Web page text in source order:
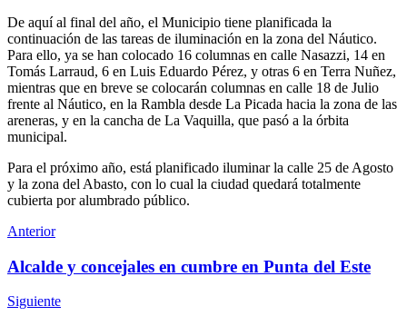
De aquí al final del año, el Municipio tiene planificada la
continuación de las tareas de iluminación en la zona del Náutico.
Para ello, ya se han colocado 16 columnas en calle Nasazzi, 14 en
Tomás Larraud, 6 en Luis Eduardo Pérez, y otras 6 en Terra Nuñez,
mientras que en breve se colocarán columnas en calle 18 de Julio
frente al Náutico, en la Rambla desde La Picada hacia la zona de las
areneras, y en la cancha de La Vaquilla, que pasó a la órbita
municipal.
Para el próximo año, está planificado iluminar la calle 25 de Agosto
y la zona del Abasto, con lo cual la ciudad quedará totalmente
cubierta por alumbrado público.
Anterior
Alcalde y concejales en cumbre en Punta del Este
Siguiente